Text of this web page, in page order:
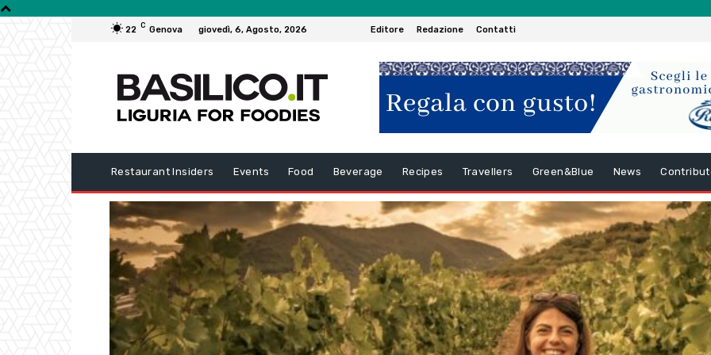
22 C Genova giovedì, 6, Agosto, 2026 Editore Redazione Contatti
Restaurant Insiders Events Food Beverage Recipes Travellers Green&Blue News